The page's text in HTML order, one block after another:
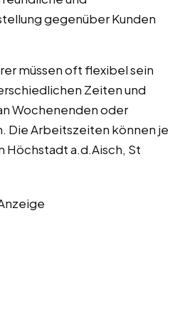
gegenüber Kunden
müssen oft flexibel sein
Zeiten und
Wochenenden oder
Die Arbeitszeiten können je
Höchstadt a.d.Aisch, St